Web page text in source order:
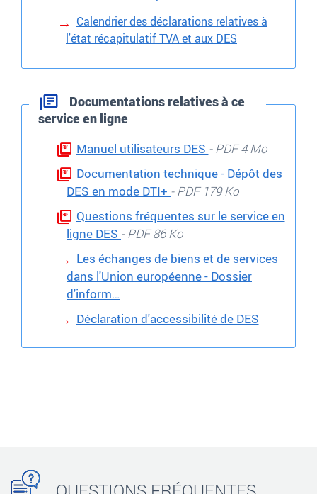
Calendrier des déclarations relatives à
l'état récapitulatif TVA et aux DES
Documentations relatives à ce
service en ligne
Manuel utilisateurs DES - PDF 4 Mo
Documentation technique - Dépôt des
DES en mode DTI+ - PDF 179 Ko
Questions fréquentes sur le service en
ligne DES - PDF 86 Ko
Les échanges de biens et de services
dans l'Union européenne - Dossier
d'inform…
Déclaration d'accessibilité de DES